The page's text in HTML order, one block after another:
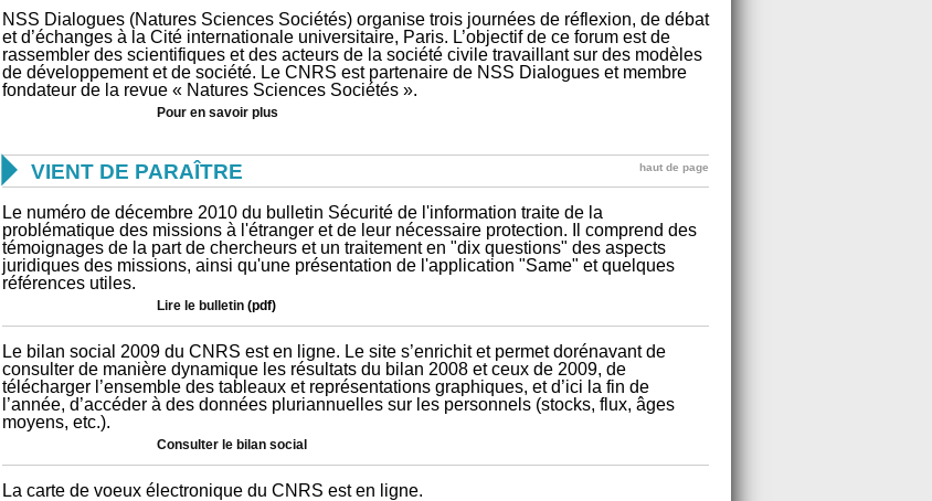
NSS Dialogues (Natures Sciences Sociétés) organise trois journées de réflexion, de débat
et d’échanges à la Cité internationale universitaire, Paris. L’objectif de ce forum est de
rassembler des scientifiques et des acteurs de la société civile travaillant sur des modèles
de développement et de société. Le CNRS est partenaire de NSS Dialogues et membre
fondateur de la revue « Natures Sciences Sociétés ».
Pour en savoir plus
 VIENT DE PARAÎTRE haut de page
Le numéro de décembre 2010 du bulletin Sécurité de l'information traite de la
problématique des missions à l'étranger et de leur nécessaire protection. Il comprend des
témoignages de la part de chercheurs et un traitement en "dix questions" des aspects
juridiques des missions, ainsi qu'une présentation de l'application "Same" et quelques
références utiles.
Lire le bulletin (pdf)
Le bilan social 2009 du CNRS est en ligne. Le site s’enrichit et permet dorénavant de
consulter de manière dynamique les résultats du bilan 2008 et ceux de 2009, de
télécharger l’ensemble des tableaux et représentations graphiques, et d’ici la fin de
l’année, d’accéder à des données pluriannuelles sur les personnels (stocks, flux, âges
moyens, etc.).
Consulter le bilan social
La carte de voeux électronique du CNRS est en ligne.